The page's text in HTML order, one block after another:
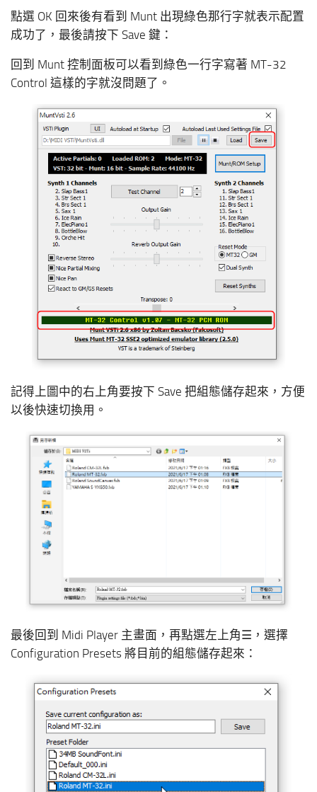
點選 OK 回來後有看到 Munt 出現綠色那行字就表示配置
成功了，最後請按下 Save 鍵：
回到 Munt 控制面板可以看到綠色一行字寫著 MT-32
Control 這樣的字就沒問題了。
記得上圖中的右上角要按下 Save 把組態儲存起來，方便
以後快速切換用。
最後回到 Midi Player 主畫面，再點選左上角☰，選擇
Configuration Presets 將目前的組態儲存起來：